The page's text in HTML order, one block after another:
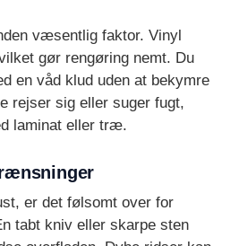
væsentlig faktor. Vinyl
gør rengøring nemt. Du
en våd klud uden at bekymre
rejser sig eller suger fugt,
laminat eller træ.
er det følsomt over for
tabt kniv eller skarpe sten